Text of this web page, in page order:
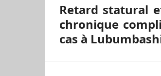
Retard statural
chronique
cas à